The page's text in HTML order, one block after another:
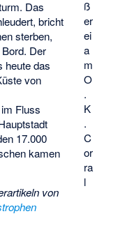
ß
er
ei
a
m
O
.
K
.
C
or
ra
l
Das
bricht
sterben,
Der
heute das
von
Fluss
17.000
kamen
von